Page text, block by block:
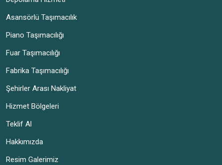
Asansörlü Taşımacılık
Piano Taşımacılığı
Fuar Taşımacılığı
Fabrika Taşımacılığı
Şehirler Arası Nakliyat
Hizmet Bölgeleri
Teklif Al
Hakkımızda
Resim Galerimiz